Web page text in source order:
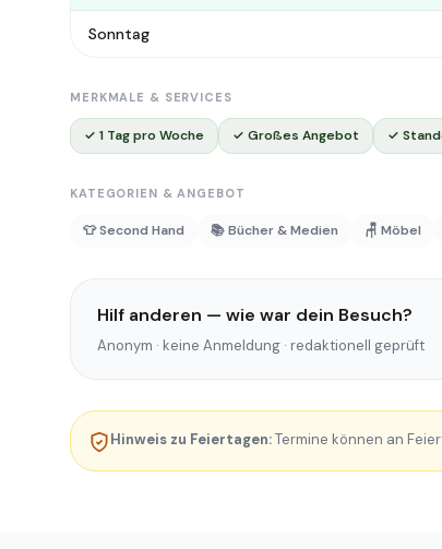
Sonntag
MERKMALE & SERVICES
✓ 1 Tag pro Woche ✓ Großes Angebot ✓
KATEGORIEN & ANGEBOT
👕 Second Hand 📚 Bücher & Medien 🪑 Möbel
Hilf anderen — wie war dein Besuch?
Anonym · keine Anmeldung · redaktionell geprüft
Hinweis zu Feiertagen:Termine können an